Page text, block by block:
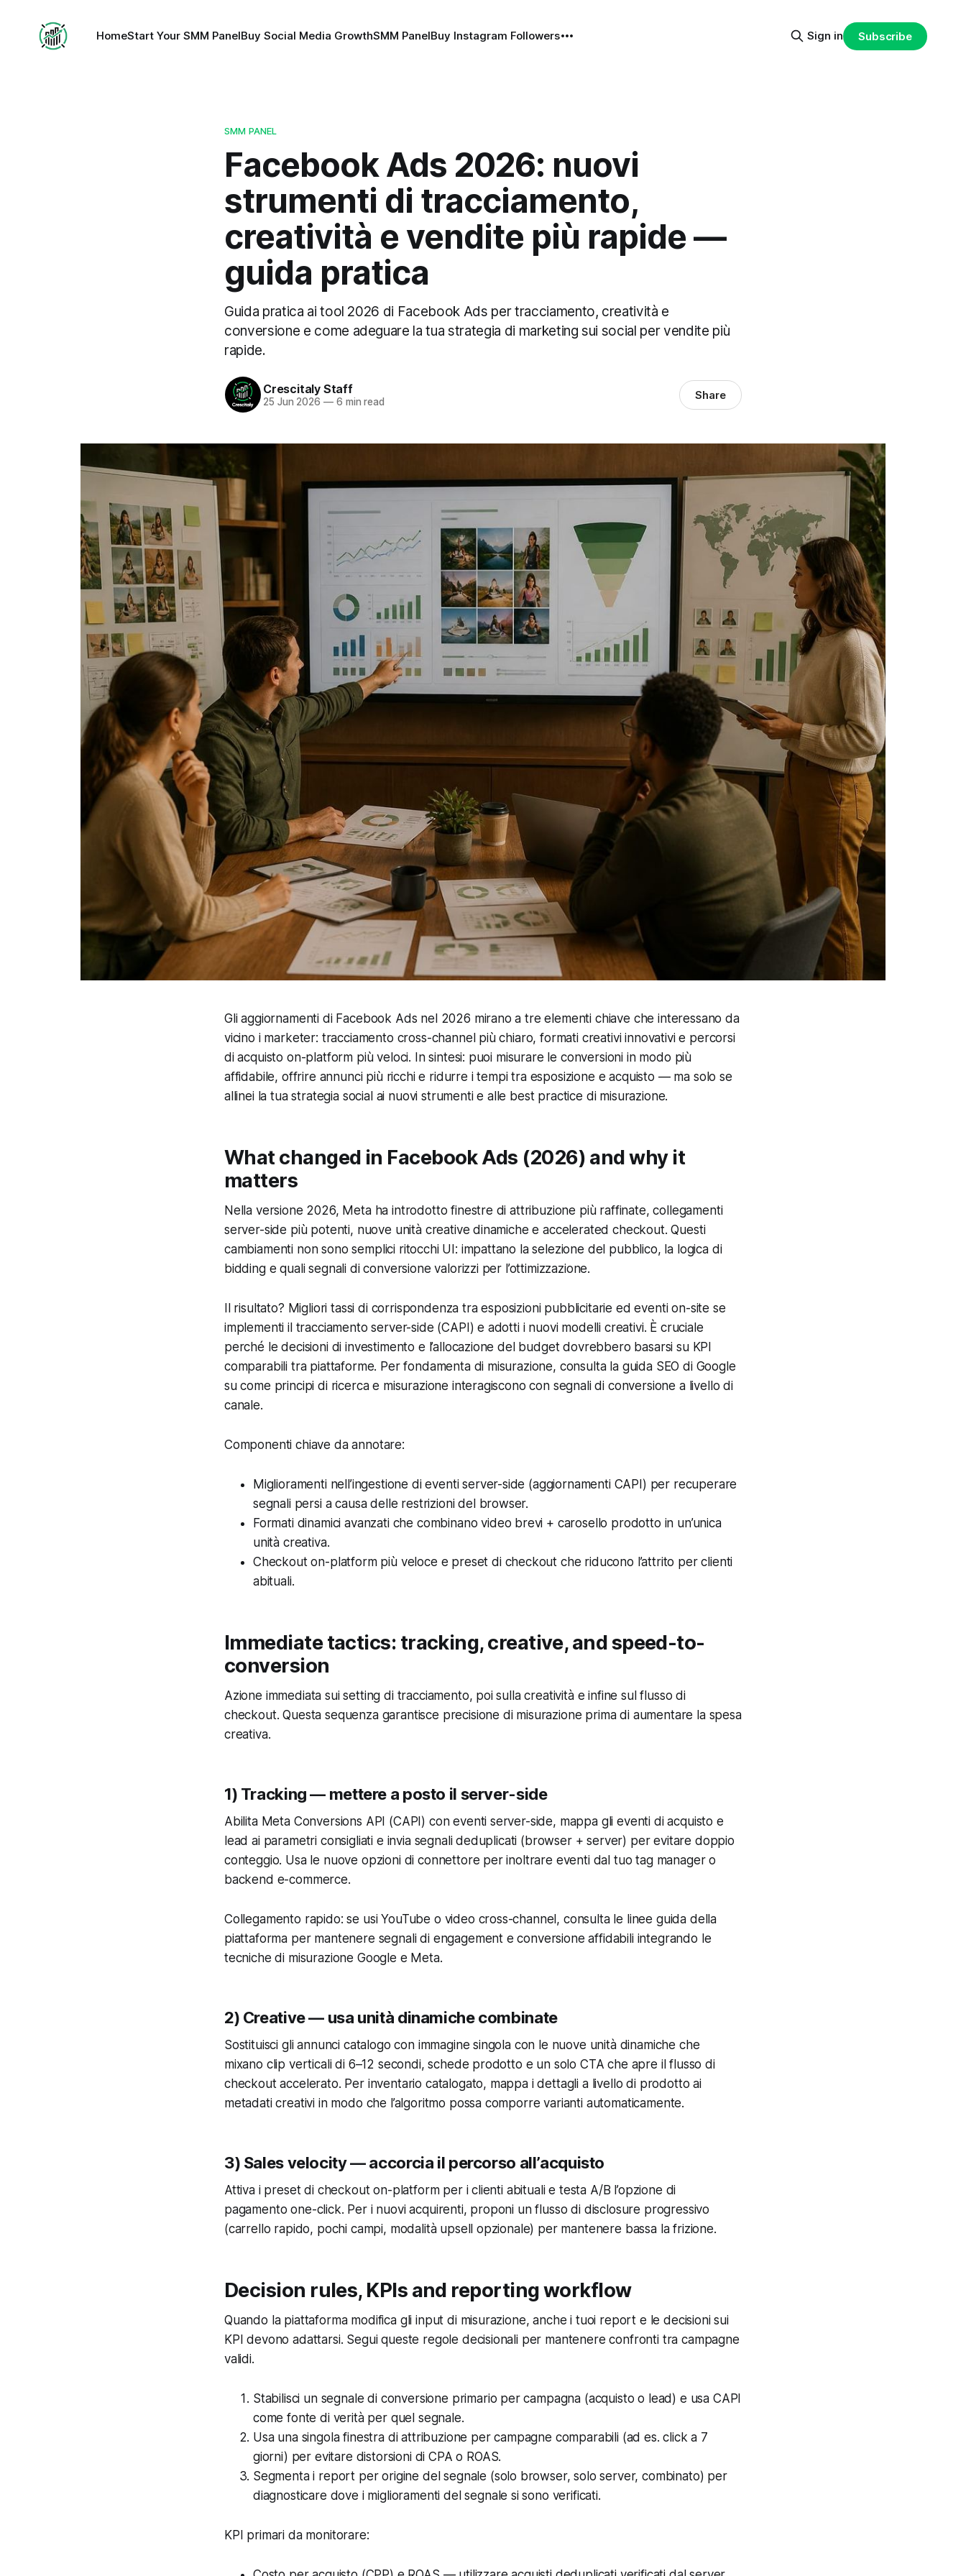
HomeStart Your SMM PanelBuy Social Media GrowthSMM PanelBuy Instagram Followers Sign in Subscribe
SMM PANEL
Facebook Ads 2026: nuovi
strumenti di tracciamento,
creatività e vendite più rapide —
guida pratica
Guida pratica ai tool 2026 di Facebook Ads per tracciamento, creatività e
conversione e come adeguare la tua strategia di marketing sui social per vendite più
rapide.
Crescitaly Staff
25 Jun 2026 —6 min read Share
Gli aggiornamenti di Facebook Ads nel 2026 mirano a tre elementi chiave che interessano da
vicino i marketer: tracciamento cross-channel più chiaro, formati creativi innovativi e percorsi
di acquisto on-platform più veloci. In sintesi: puoi misurare le conversioni in modo più
affidabile, offrire annunci più ricchi e ridurre i tempi tra esposizione e acquisto — ma solo se
allinei la tua strategia social ai nuovi strumenti e alle best practice di misurazione.
What changed in Facebook Ads (2026) and why it
matters
Nella versione 2026, Meta ha introdotto finestre di attribuzione più raffinate, collegamenti
server-side più potenti, nuove unità creative dinamiche e accelerated checkout. Questi
cambiamenti non sono semplici ritocchi UI: impattano la selezione del pubblico, la logica di
bidding e quali segnali di conversione valorizzi per l’ottimizzazione.
Il risultato? Migliori tassi di corrispondenza tra esposizioni pubblicitarie ed eventi on-site se
implementi il tracciamento server-side (CAPI) e adotti i nuovi modelli creativi. È cruciale
perché le decisioni di investimento e l’allocazione del budget dovrebbero basarsi su KPI
comparabili tra piattaforme. Per fondamenta di misurazione, consulta la guida SEO di Google
su come principi di ricerca e misurazione interagiscono con segnali di conversione a livello di
canale.
Componenti chiave da annotare:
Miglioramenti nell’ingestione di eventi server-side (aggiornamenti CAPI) per recuperare
segnali persi a causa delle restrizioni del browser.
Formati dinamici avanzati che combinano video brevi + carosello prodotto in un’unica
unità creativa.
Checkout on-platform più veloce e preset di checkout che riducono l’attrito per clienti
abituali.
Immediate tactics: tracking, creative, and speed-to-
conversion
Azione immediata sui setting di tracciamento, poi sulla creatività e infine sul flusso di
checkout. Questa sequenza garantisce precisione di misurazione prima di aumentare la spesa
creativa.
1) Tracking — mettere a posto il server-side
Abilita Meta Conversions API (CAPI) con eventi server-side, mappa gli eventi di acquisto e
lead ai parametri consigliati e invia segnali deduplicati (browser + server) per evitare doppio
conteggio. Usa le nuove opzioni di connettore per inoltrare eventi dal tuo tag manager o
backend e-commerce.
Collegamento rapido: se usi YouTube o video cross-channel, consulta le linee guida della
piattaforma per mantenere segnali di engagement e conversione affidabili integrando le
tecniche di misurazione Google e Meta.
2) Creative — usa unità dinamiche combinate
Sostituisci gli annunci catalogo con immagine singola con le nuove unità dinamiche che
mixano clip verticali di 6–12 secondi, schede prodotto e un solo CTA che apre il flusso di
checkout accelerato. Per inventario catalogato, mappa i dettagli a livello di prodotto ai
metadati creativi in modo che l’algoritmo possa comporre varianti automaticamente.
3) Sales velocity — accorcia il percorso all’acquisto
Attiva i preset di checkout on-platform per i clienti abituali e testa A/B l’opzione di
pagamento one-click. Per i nuovi acquirenti, proponi un flusso di disclosure progressivo
(carrello rapido, pochi campi, modalità upsell opzionale) per mantenere bassa la frizione.
Decision rules, KPIs and reporting workflow
Quando la piattaforma modifica gli input di misurazione, anche i tuoi report e le decisioni sui
KPI devono adattarsi. Segui queste regole decisionali per mantenere confronti tra campagne
validi.
Stabilisci un segnale di conversione primario per campagna (acquisto o lead) e usa CAPI
come fonte di verità per quel segnale.
Usa una singola finestra di attribuzione per campagne comparabili (ad es. click a 7
giorni) per evitare distorsioni di CPA o ROAS.
Segmenta i report per origine del segnale (solo browser, solo server, combinato) per
diagnosticare dove i miglioramenti del segnale si sono verificati.
KPI primari da monitorare: